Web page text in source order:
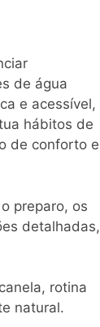
de água
e acessível,
hábitos de
de conforto e
preparo, os
detalhadas,
rotina
natural.